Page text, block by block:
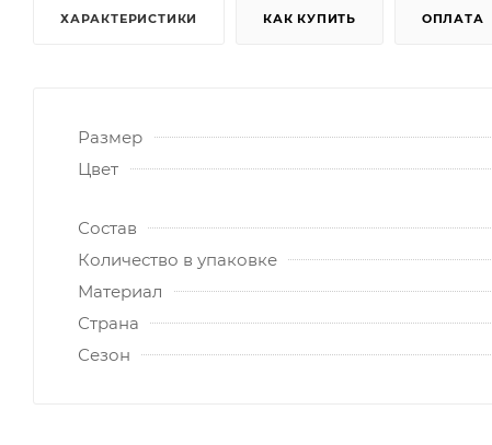
ХАРАКТЕРИСТИКИ КАК КУПИТЬ ОПЛАТА
Размер
Цвет
Состав
Количество в упаковке
Материал
Страна
Сезон